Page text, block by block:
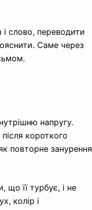
слово, переводити
Саме через
напругу.
короткого
повторне занурення
що її турбує, і не
колір і